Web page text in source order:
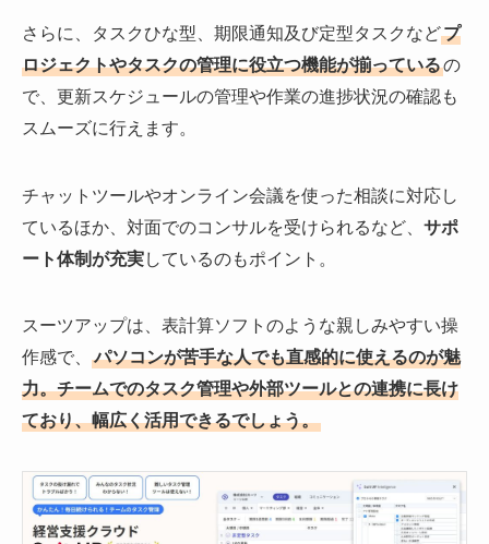
さらに、タスクひな型、期限通知及び定型タスクなどプ
ロジェクトやタスクの管理に役立つ機能が揃っているの
で、更新スケジュールの管理や作業の進捗状況の確認も
スムーズに行えます。
チャットツールやオンライン会議を使った相談に対応し
ているほか、対面でのコンサルを受けられるなど、 サポ
ート体制が充実しているのもポイント。
スーツアップは、表計算ソフトのような親しみやすい操
作感で、
パソコンが苦手な人でも直感的に使えるのが魅
力。チームでのタスク管理や外部ツールとの連携に長け
ており、幅広く活用できるでしょう。